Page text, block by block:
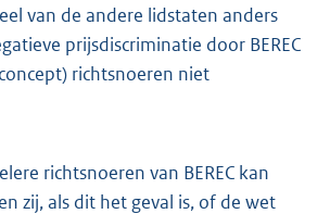
van de andere lidstaten anders
prijsdiscriminatie door BEREC
richtsnoeren niet
richtsnoeren van BEREC kan
zij, als dit het geval is, of de wet